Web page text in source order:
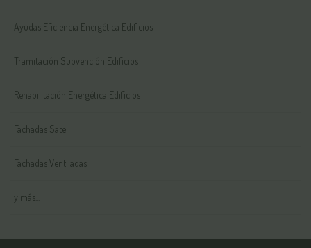
Ayudas Eficiencia Energética Edificios
Tramitación Subvención Edificios
Rehabilitación Energética Edificios
Fachadas Sate
Fachadas Ventiladas
y más...